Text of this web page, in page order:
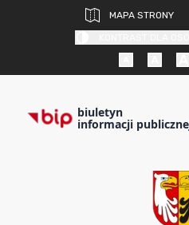
MAPA STRONY
biuletyn
informacji